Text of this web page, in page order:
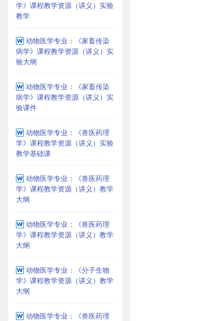
学》课程教学资源（讲义）实验
教学
动物医学专业：《家畜传染
病学》课程教学资源（讲义）实
验大纲
动物医学专业：《家畜传染
病学》课程教学资源（讲义）实
验课件
动物医学专业：《兽医药理
学》课程教学资源（讲义）实验
教学基础课
动物医学专业：《兽医药理
学》课程教学资源（讲义）教学
大纲
动物医学专业：《兽医药理
学》课程教学资源（讲义）教学
大纲
动物医学专业：《分子生物
学》课程教学资源（讲义）教学
大纲
动物医学专业：《兽医药理